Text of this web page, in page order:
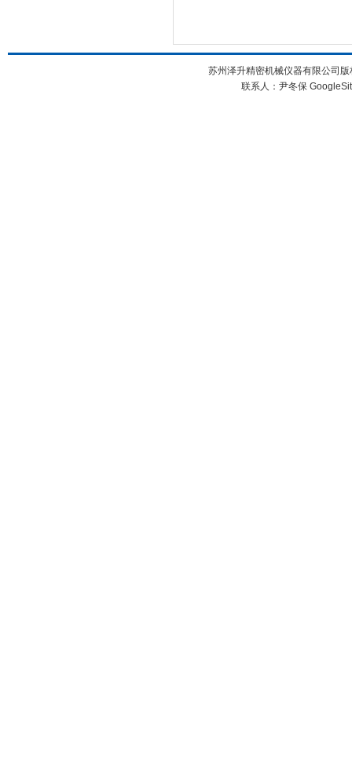
苏州泽升精密机械仪器有限公司
联系人：尹冬保